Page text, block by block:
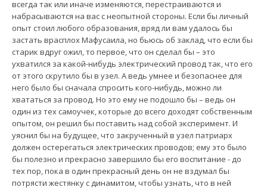
всегда так или иначе изменяются, перестраиваются и
набрасываются на вас с неопытной стороны. Если бы личный
опыт стоил любого образования, вряд ли вам удалось бы
застать врасплох Мафусаила, но бьюсь об заклад, что если бы
старик вдруг ожил, то первое, что он сделал бы – это
ухватился за какой-нибудь электрический провод так, что его
от этого скрутило бы в узел. А ведь умнее и безопаснее для
него было бы сначала спросить кого-нибудь, можно ли
хвататься за провод. Но это ему не подошло бы – ведь он
один из тех самоучек, которые до всего доходят собственным
опытом, он решил бы поставить над собой эксперимент. И
уяснил бы на будущее, что закрученный в узел патриарх
должен остерегаться электрических проводов; ему это было
бы полезно и прекрасно завершило бы его воспитание - до
тех пор, пока в один прекрасный день он не вздумал бы
потрясти жестянку с динамитом, чтобы узнать, что в ней